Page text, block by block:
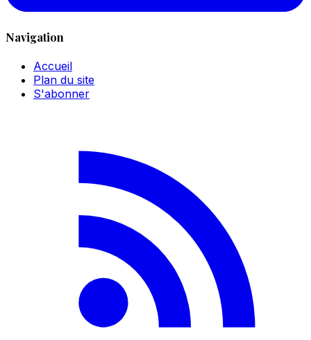
Navigation
Accueil
Plan du site
S'abonner